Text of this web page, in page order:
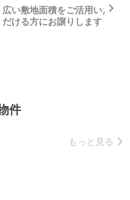
広い敷地面積をご活用いた
だける方にお譲りします
件
もっと見る